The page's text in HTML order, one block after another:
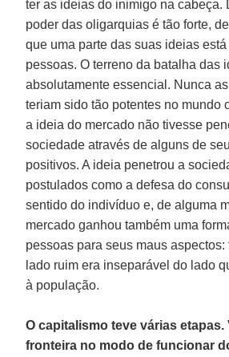
ter as ideias do inimigo na cabeça.
poder das oligarquias é tão forte,
que uma parte das suas ideias
pessoas. O terreno da batalha das
absolutamente essencial. Nunca
teriam sido tão potentes no mundo
a ideia do mercado não tivesse
sociedade através de alguns de
positivos. A ideia penetrou a
postulados como a defesa do
sentido do indivíduo e, de alguma
mercado ganhou também uma
pessoas para seus maus aspectos:
lado ruim era inseparável do lado
à população.
O capitalismo teve várias etapas.
fronteira no modo de funcionar